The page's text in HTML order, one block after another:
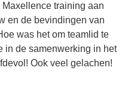
training aan
en de bevindingen van
was het om teamlid te
in de samenwerking in het
Ook veel gelachen!